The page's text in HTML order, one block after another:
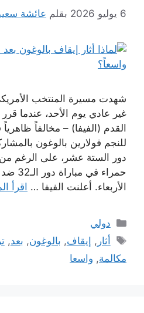
6 يوليو 2026 بقلم عائشة
شهدت مسيرة المنتخب
غير عادي يوم الأحد، عندما قرر
القدم (الفيفا) – مخالفاً
للنجم فولارين بالوغون
دور الستة عشر، على الرغم
حمراء
الأربعاء. أعلنت الفيفا … اقرأ
التصنيفات
دولي
الوسوم
أثار , إيقاف, بالوغون, بعد,
مكالمة, واسعا